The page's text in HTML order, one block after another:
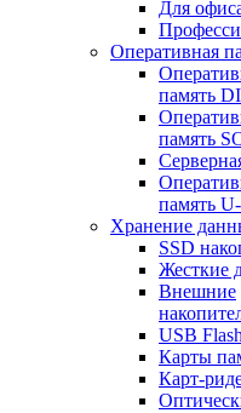
Для
Оперативная
память
память
память
Хранение
SSD
Жесткие
Внешние
USB Flash
Карты
Карт-